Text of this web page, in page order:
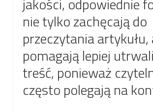
jakości, odpowiednie
nie tylko zachęcają do
przeczytania
pomagają lepiej
treść, ponieważ
często polegają na